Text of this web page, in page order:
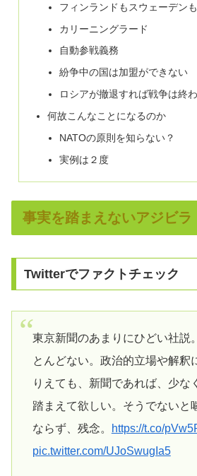
フィンランドもスウェーデン
カリーニングラード
自動参戦義務
紛争中の国は加盟ができない
ロシアが撤退すれば戦争は終
何故こんなことになるのか
NATOの原則を知らない？
実例は２度
事実を踏まえないアジビラ
Twitterでファクトチェック
東京新聞のあまりにひどい社説
とんどない。政治的立場や解釈
りえても、新聞であれば、少な
踏まえて欲しい。そうでないと
ならず、残念。
https://t.co/
pic.twitter.com/UJoSwugIa5